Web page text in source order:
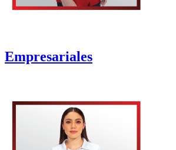
Empresariales